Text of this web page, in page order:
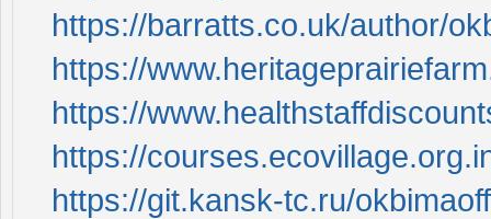
https://barratts.co.uk/author/
https://
https://
https://
https://git.kansk-tc.ru/